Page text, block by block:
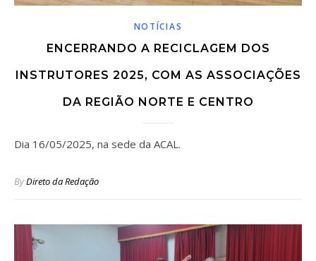
NOTÍCIAS
ENCERRANDO A RECICLAGEM DOS
INSTRUTORES 2025, COM AS ASSOCIAÇÕES
DA REGIÃO NORTE E CENTRO
Dia 16/05/2025, na sede da ACAL.
ByDireto da Redação